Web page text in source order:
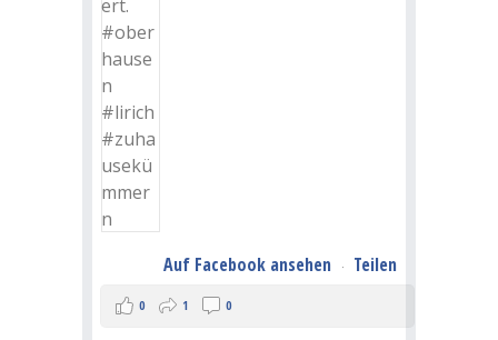
Auf Facebook ansehen · Teilen
0 1 0